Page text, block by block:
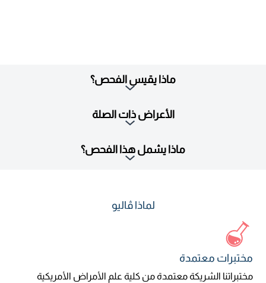
ماذا يقيس الفحص؟
الأعراض ذات الصلة
ماذا يشمل هذا الفحص؟
لماذا ڤاليو
مختبرات معتمدة
مختبراتنا الشريكة معتمدة من كلية علم الأمراض الأمريكية